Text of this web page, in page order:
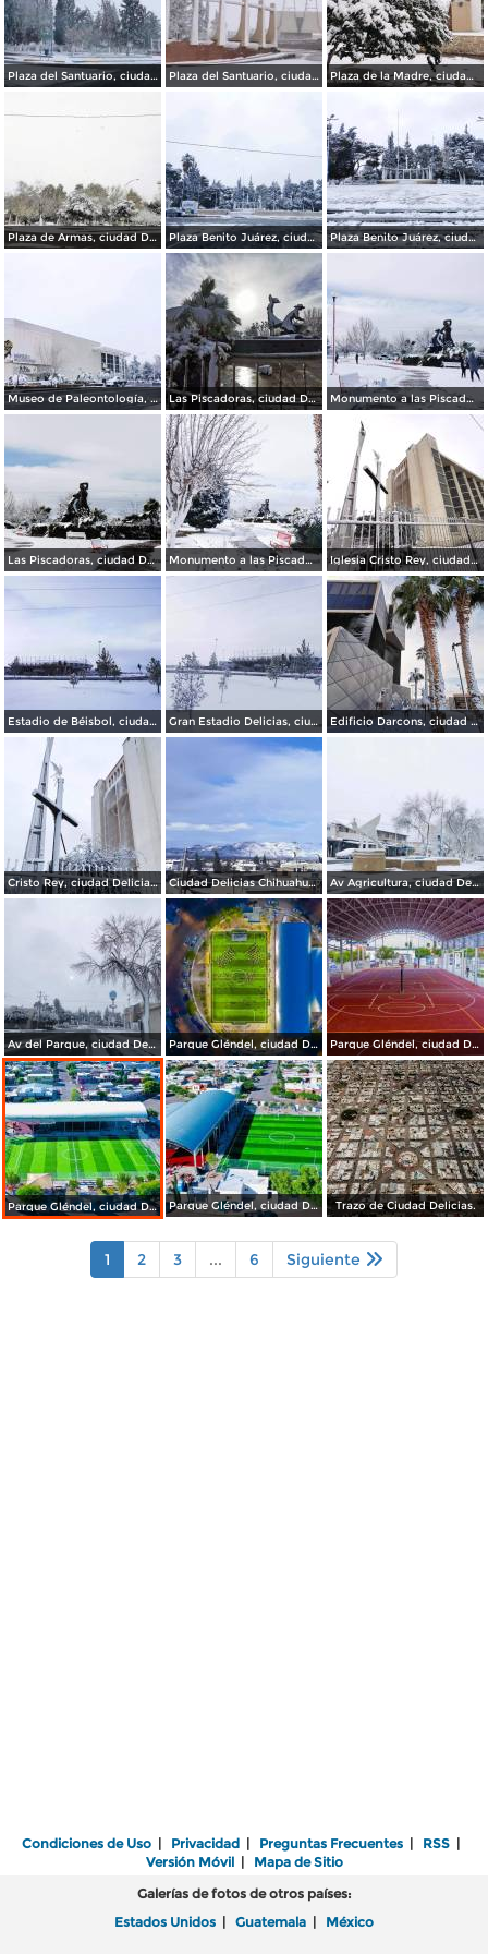
Plaza del Santuario, ciudad Delicias Chihuahua. Plaza del Santuario, ciudad Delicias. Plaza de la Madre, ciudad Delicias.
Plaza de Armas, ciudad Delicias. Plaza Benito Juárez, ciudad Delicias Chihuahua. Plaza Benito Juárez, ciudad Delicias.
Museo de Paleontología, ciudad Delicias. Las Piscadoras, ciudad Delicias Chihuahua. Monumento a las Piscadoras, ciudad Delicias Chihuahua.
Las Piscadoras, ciudad Delicias. Monumento a las Piscadoras, ciudad Delicias. Iglesia Cristo Rey, ciudad Delicias.
Estadio de Béisbol, ciudad Delicias. Gran Estadio Delicias, ciudad Delicias. Edificio Darcons, ciudad Delicias.
Cristo Rey, ciudad Delicias. Ciudad Delicias Chihuahua en Invierno. Av Agricultura, ciudad Delicias.
Av del Parque, ciudad Delicias. Parque Gléndel, ciudad Delicias. Parque Gléndel, ciudad Delicias Chihuahua.
Parque Gléndel, ciudad Delicias Chihuahua. Parque Gléndel, ciudad Delicias. Trazo de Ciudad Delicias.
1 2 3 ... 6 Siguiente
Condiciones de Uso | Privacidad | Preguntas Frecuentes | RSS |
Versión Móvil| Mapa de Sitio
Galerías de fotos de otros países:
Estados Unidos | Guatemala | México